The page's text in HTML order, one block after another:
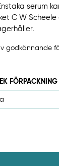
serum
C W
godkännande
FÖRPACKNING